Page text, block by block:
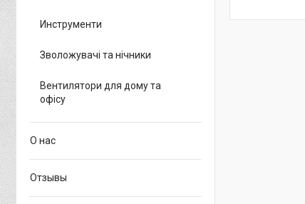
Инструменти
Зволожувачі та нічники
Вентилятори для дому та
офісу
О нас
Отзывы